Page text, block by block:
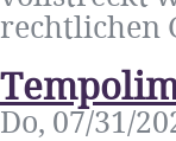
rechtlichen
Do, 07/31/